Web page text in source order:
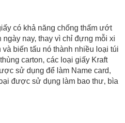
có khả năng chống thấm ướt
ngày nay, thay vì chỉ đựng mỗi xi
biến tấu nó thành nhiều loại túi
carton, các loại giấy Kraft
sử dụng để làm Name card,
được sử dụng làm bao thư, bìa